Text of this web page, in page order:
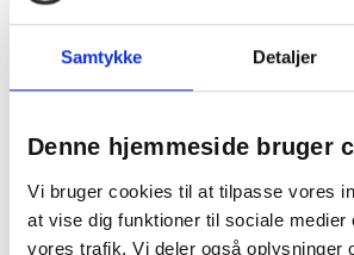
Samtykke Detaljer
Denne hjemmeside bruger
Vi bruger cookies til at tilpasse vores
at vise dig funktioner til sociale medier
vores trafik. Vi deler også oplysninger
USB-stik: genindlæse din tablet,
Lidt om Unilux Jack LED bordlampe med
Vippe arm og hoved Kompakt
Mobiltelefon pladere på en USB-
Energiklasse: A.
2 års garanti.
Farve: Sort